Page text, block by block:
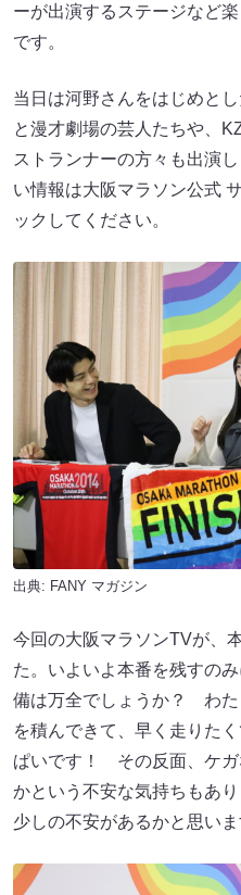
ーが出演するステージなど
です。
当日は河野さんをはじめと
と漫才劇場の芸人たちや、
ストランナーの方々も出演
い情報は大阪マラソン公式
ックしてください。
出典: FANY マガジン
今回の大阪マラソンTVが、
た。いよいよ本番を残すの
備は万全でしょうか？ わた
を積んできて、早く走りた
ぱいです！ その反面、ケ
かという不安な気持ちもあ
少しの不安があるかと思いま